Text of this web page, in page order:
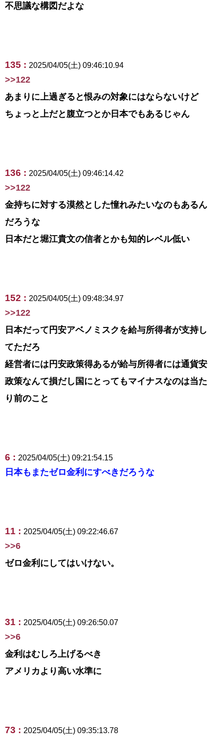
不思議な構図だよな
135 : 2025/04/05(土) 09:46:10.94
>>122
あまりに上過ぎると恨みの対象にはならないけど
ちょっと上だと腹立つとか日本でもあるじゃん
136 : 2025/04/05(土) 09:46:14.42
>>122
金持ちに対する漠然とした憧れみたいなのもあるん
だろうな
日本だと堀江貴文の信者とかも知的レベル低い
152 : 2025/04/05(土) 09:48:34.97
>>122
日本だって円安アベノミスクを給与所得者が支持し
てただろ
経営者には円安政策得あるが給与所得者には通貨安
政策なんて損だし国にとってもマイナスなのは当た
り前のこと
6 : 2025/04/05(土) 09:21:54.15
日本もまたゼロ金利にすべきだろうな
11 : 2025/04/05(土) 09:22:46.67
>>6
ゼロ金利にしてはいけない。
31 : 2025/04/05(土) 09:26:50.07
>>6
金利はむしろ上げるべき
アメリカより高い水準に
73 : 2025/04/05(土) 09:35:13.78